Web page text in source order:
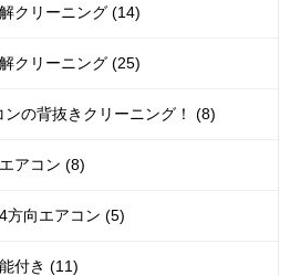
クリーニング (14)
クリーニング (25)
ンの背抜きクリーニング！ (8)
アコン (8)
方向エアコン (5)
付き (11)